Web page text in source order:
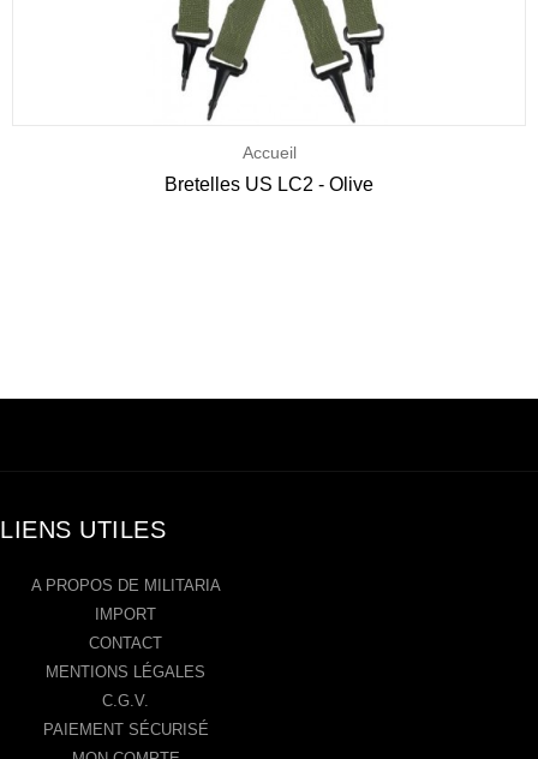
Accueil
Bretelles US LC2 - Olive
LIENS UTILES
A PROPOS DE MILITARIA
IMPORT
CONTACT
MENTIONS LÉGALES
C.G.V.
PAIEMENT SÉCURISÉ